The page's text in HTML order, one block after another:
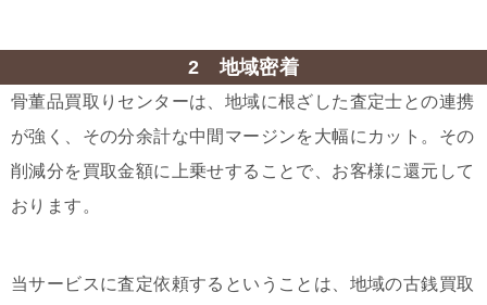
2 地域密着
骨董品買取りセンターは、地域に根ざした査定士との連携
が強く、その分余計な中間マージンを大幅にカット。その
削減分を買取金額に上乗せすることで、お客様に還元して
おります。
当サービスに査定依頼するということは、地域の古銭買取